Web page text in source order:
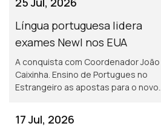
da Fund de Portugal com jorn Cristina
Borges
Língua portuguesa lidera
exames Newl nos EUA
A conquista com Coordenador João
Caixinha. Ensino de Portugues no
Estrangeiro as apostas para o novo
regime do EPE. Edição Paula Machado
17 Jul, 2026